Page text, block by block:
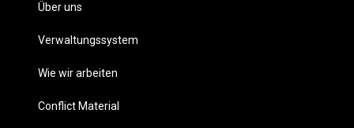
Über uns
Verwaltungssystem
Wie wir arbeiten
Conflict Material